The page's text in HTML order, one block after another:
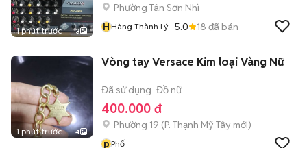
1 phút trước 3
Phường Tân Sơn Nhì
HHàng Thành Lý 5.0 18 đã bán
1 phút trước 4
Vòng tay Versace Kim loại Vàng Nữ
Đã sử dụng Đồ nữ
400.000 đ
Phường 19 (P. Thạnh Mỹ Tây mới)
pPhố